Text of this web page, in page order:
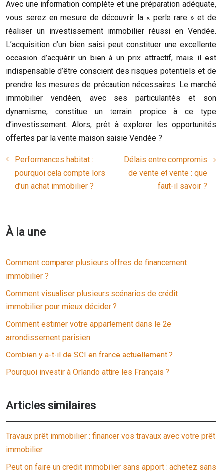
Avec une information complète et une préparation adéquate,
vous serez en mesure de découvrir la « perle rare » et de
réaliser un investissement immobilier réussi en Vendée.
L’acquisition d’un bien saisi peut constituer une excellente
occasion d’acquérir un bien à un prix attractif, mais il est
indispensable d’être conscient des risques potentiels et de
prendre les mesures de précaution nécessaires. Le marché
immobilier vendéen, avec ses particularités et son
dynamisme, constitue un terrain propice à ce type
d’investissement. Alors, prêt à explorer les opportunités
offertes par la vente maison saisie Vendée ?
Performances habitat :
pourquoi cela compte lors
d’un achat immobilier ?
Délais entre compromis
de vente et vente : que
faut-il savoir ?
À la une
Comment comparer plusieurs offres de financement
immobilier ?
Comment visualiser plusieurs scénarios de crédit
immobilier pour mieux décider ?
Comment estimer votre appartement dans le 2e
arrondissement parisien
Combien y a-t-il de SCI en france actuellement ?
Pourquoi investir à Orlando attire les Français ?
Articles similaires
Travaux prêt immobilier : financer vos travaux avec votre prêt
immobilier
Peut on faire un credit immobilier sans apport : achetez sans